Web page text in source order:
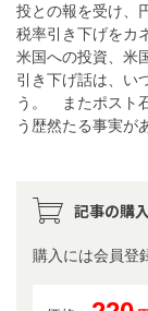
投との報を受け、
税率引き下げをカ
米国への投資、米
引き下げ話は、い
う。 またポスト
う歴然たる事実が
記事の購入
購入には会員登